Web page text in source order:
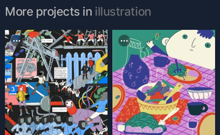
More projects in illustration